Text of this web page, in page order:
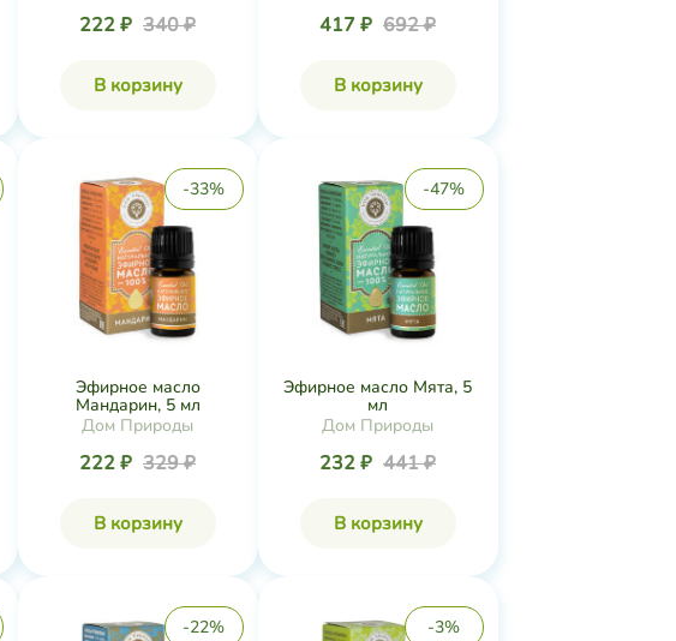
222 ₽ 340 ₽
В корзину
417 ₽ 692 ₽
В корзину
-33%
Эфирное масло
Мандарин, 5 мл
Дом Природы
222 ₽ 329 ₽
В корзину
-47%
Эфирное масло Мята, 5
мл
Дом Природы
232 ₽ 441 ₽
В корзину
-22% -3%